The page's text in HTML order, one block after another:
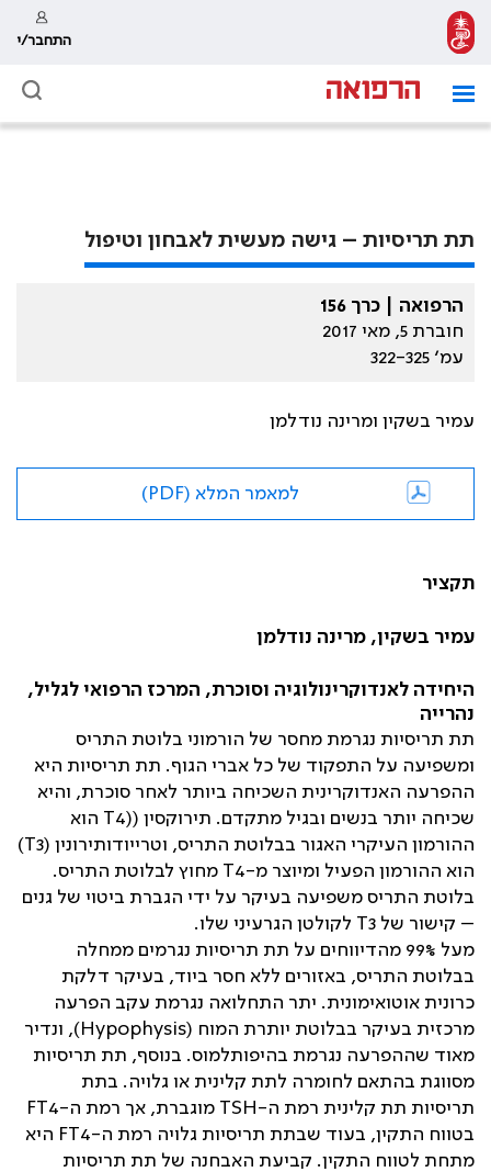
התחבר/י
תת תריסיות – גישה מעשית לאבחון וטיפול
הרפואה | כרך 156
חוברת 5, מאי 2017
עמ׳ 322-325
עמיר בשקין ומרינה נודלמן
למאמר המלא (PDF)
תקציר
עמיר בשקין, מרינה נודלמן
היחידה לאנדוקרינולוגיה וסוכרת, המרכז הרפואי לגליל,
נהרייה
תת תריסיות נגרמת מחסר של הורמוני בלוטת התריס
ומשפיעה על התפקוד של כל אברי הגוף. תת תריסיות היא
ההפרעה האנדוקרינית השכיחה ביותר לאחר סוכרת, והיא
שכיחה יותר בנשים ובגיל מתקדם. תירוקסין ((T4
הוא
ההורמון העיקרי האגור בבלוטת התריס, וטרייודותירונין (T3
)
הוא ההורמון הפעיל ומיוצר מ-T4 מחוץ לבלוטת התריס.
בלוטת התריס משפיעה בעיקר על ידי הגברת ביטוי של גנים
– קישור של T3 לקולטן הגרעיני שלו.
מעל 99% מהדיווחים על תת תריסיות נגרמים ממחלה
בבלוטת התריס, באזורים ללא חסר ביוד, בעיקר דלקת
כרונית אוטואימונית. יתר התחלואה נגרמת עקב הפרעה
מרכזית בעיקר בבלוטת יותרת המוח (Hypophysis), ונדיר
מאוד שההפרעה נגרמת בהיפותלמוס. בנוסף, תת תריסיות
מסווגת בהתאם לחומרה לתת קלינית או גלויה. בתת
תריסיות תת קלינית רמת ה- TSH מוגברת, אך רמת ה-FT4
בטווח התקין, בעוד שבתת תריסיות גלויה רמת ה-FT4 היא
מתחת לטווח התקין. קביעת האבחנה של תת תריסיות